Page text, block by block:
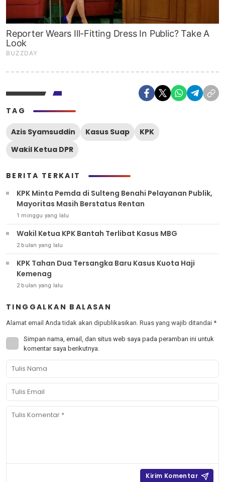
TAG
Azis Syamsuddin Kasus Suap
KPK
Wakil Ketua DPR
BERITA TERKAIT
KPK Minta Pemda di Sulteng Benahi Pelayanan Publik,
Mayoritas Masih Berstatus Rentan
1 minggu yang lalu
Wakil Ketua KPK Bantah Terlibat Kasus MBG
2 bulan yang lalu
KPK Tahan Dua Tersangka Baru Kasus Kuota Haji
Kemenag
2 bulan yang lalu
TINGGALKAN BALASAN
Alamat email Anda tidak akan dipublikasikan. Ruas yang wajib ditandai *
Simpan nama, email, dan situs web saya pada peramban ini untuk
komentar saya berikutnya.